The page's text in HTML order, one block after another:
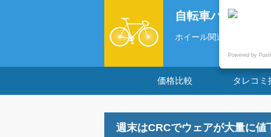
自転車パーツの
ホイール関連
価格比較 タレコミ
週末はCRCでウェアが大量に値
Powered by